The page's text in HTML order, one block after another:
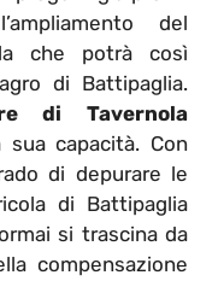
del
che potrà così
di Battipaglia.
di Tavernola
capacità. Con
di depurare le
di Battipaglia
si trascina da
compensazione